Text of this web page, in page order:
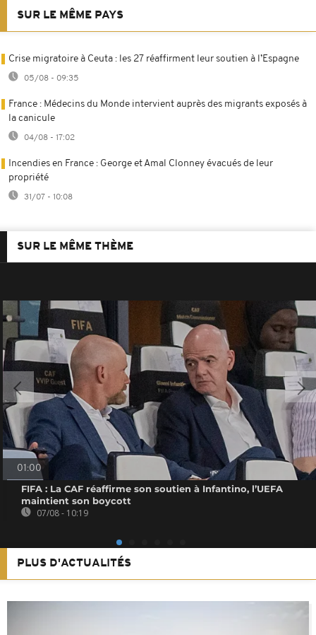
SUR LE MÊME PAYS
Crise migratoire à Ceuta : les 27 réaffirment leur soutien à l’Espagne
05/08 - 09:35
France : Médecins du Monde intervient auprès des migrants exposés à
la canicule
04/08 - 17:02
Incendies en France : George et Amal Clonney évacués de leur
propriété
31/07 - 10:08
SUR LE MÊME THÈME
01:00
FIFA : La CAF réaffirme son soutien à Infantino, l’UEFA
maintient son boycott
07/08 - 10:19
PLUS D'ACTUALITÉS